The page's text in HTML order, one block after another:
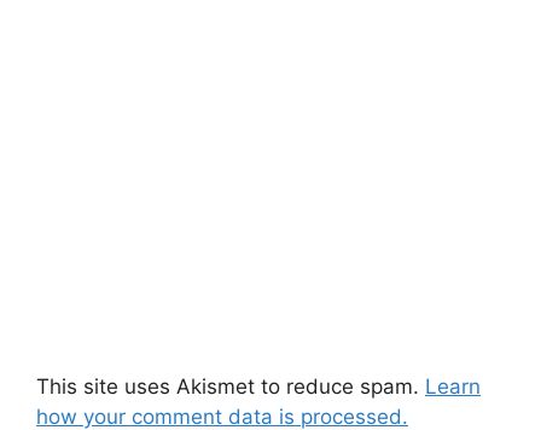
This site uses Akismet to reduce spam. Learn
how your comment data is processed.